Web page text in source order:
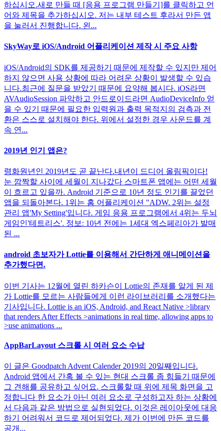
하십시오.새로 만들 때 [응용 프로그램 만들기]를 클릭하고 언
어와 제목을 추가하십시오. 저는 내부 테스트 후라서 만든 앱
을 눌러서 진행합니다. 왼...
SkyWay로 iOS/Android 어플리케이션 제작 시 주요 사항
iOS/Android의 SDK를 제공하기 때문에 제작할 수 있지만 제어
하지 않으면 사용 상황에 따라 어려운 상황이 발생할 수 있습
니다.최근에 질문을 받았기 때문에 요약해 봅시다. iOS라면
AVAudioSession 파악하고 안드로이드라면 AudioDeviceInfo 얻
을 수 있기 때문에 필요한 입력원과 출력 목적지의 검측과 전
환은 스스로 설치해야 한다. 위에서 설정한 경우 사운드를 계
속 연...
2019년 인기 앱은?
령화원년인 2019년도 곧 끝난다.내년이 드디어 올림픽이다!
눈 깜짝할 사이에 세월이 지나갔다 스마트폰 앱에는 어떤 세월
이 흐르고 있을까. Android 기준으로 10년 정도 인기를 끌었던
앱을 되돌아본다. 1위는 홈 어플리케이션 "ADW. 2위는 설정
관리 앱'My Setting'입니다. 게임 응용 프로그램에서 4위는 두뇌
게임인'테트리스'. 정보: 10년 전에는 1세대 엑스페리아가 발매
된 ...
android 초보자가 Lottie를 이용해서 간단하게 애니메이션을
추가했다면.
이번 기사는 12월에 열린 하카슨이 Lottie의 존재를 알게 된 제
가 Lottie를 모르는 사람들에게 이런 라이브러리를 소개했다는
기사입니다. Lottie is an iOS, Android, and React Native >library
that renders After Effects >animations in real time, allowing apps to
>use animations ...
AppBarLayout 스크롤 시 여러 요소 수납
이 글은 Goodpatch Advent Calender 2019의 20일째입니다.
Android 앱에서 간혹 볼 수 있는 현대 스크롤 좀 힘들기 때문에
그 견해를 공유하고 싶어요. 스크롤할 때 위에 제목 화면을 고
정합니다 한 요소가 아닌 여러 요소로 구성하고자 하는 상황에
서 다음과 같은 방법으로 실현되었다. 이것은 레이아웃에 대응
하기 어려워서 코드로 제어되었다. 제가 이번에 만든 코드를
공개...